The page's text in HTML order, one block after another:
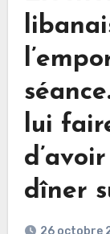
lui
dîner
26 octobre